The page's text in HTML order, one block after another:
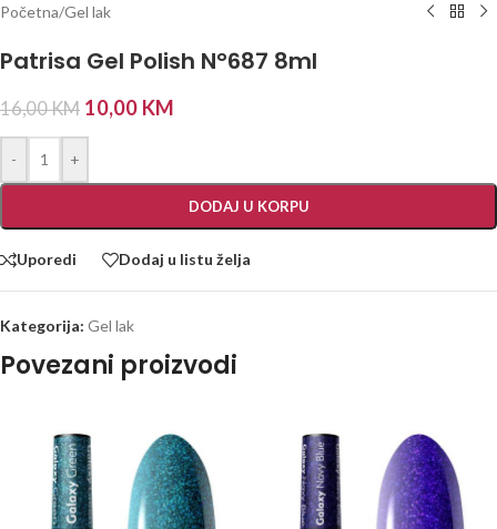
Početna/Gel lak
Patrisa Gel Polish N°687 8ml
16,00KM 10,00 KM
- +
DODAJ U KORPU
Uporedi Dodaj u listu želja
Kategorija: Gel lak
Povezani proizvodi